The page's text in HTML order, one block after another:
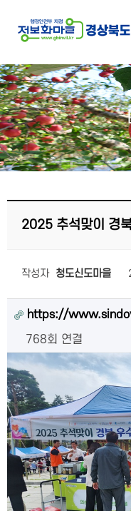
2025 추석맞이 경
작성자 청도신도마을
https://
768회 연결